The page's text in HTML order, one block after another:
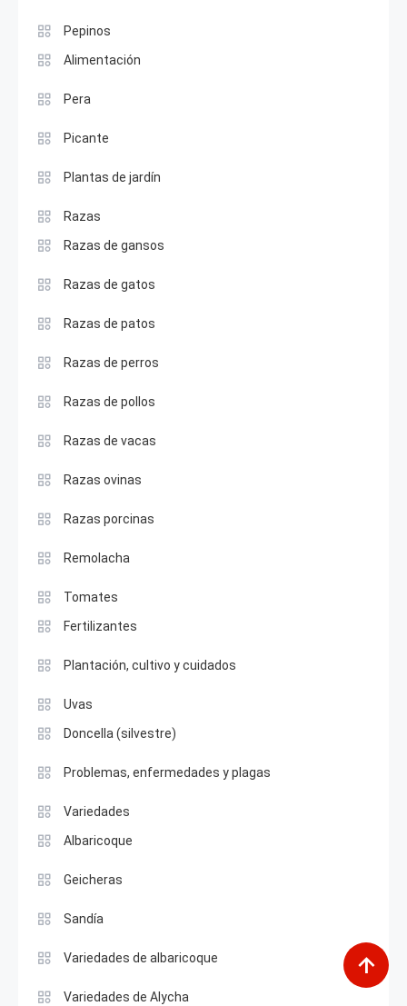
Pepinos
Alimentación
Pera
Picante
Plantas de jardín
Razas
Razas de gansos
Razas de gatos
Razas de patos
Razas de perros
Razas de pollos
Razas de vacas
Razas ovinas
Razas porcinas
Remolacha
Tomates
Fertilizantes
Plantación, cultivo y cuidados
Uvas
Doncella (silvestre)
Problemas, enfermedades y plagas
Variedades
Albaricoque
Geicheras
Sandía
Variedades de albaricoque
Variedades de Alycha